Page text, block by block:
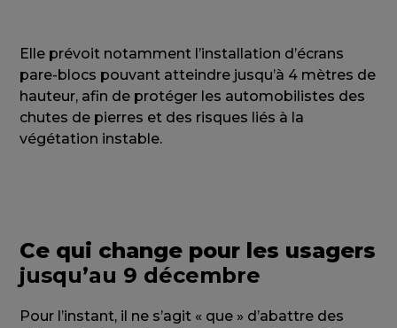
Elle prévoit notamment l’installation d’écrans
pare-blocs pouvant atteindre jusqu’à 4 mètres de
hauteur, afin de protéger les automobilistes des
chutes de pierres et des risques liés à la
végétation instable.
Ce qui change pour les usagers
jusqu’au 9 décembre
Pour l’instant, il ne s’agit « que » d’abattre des